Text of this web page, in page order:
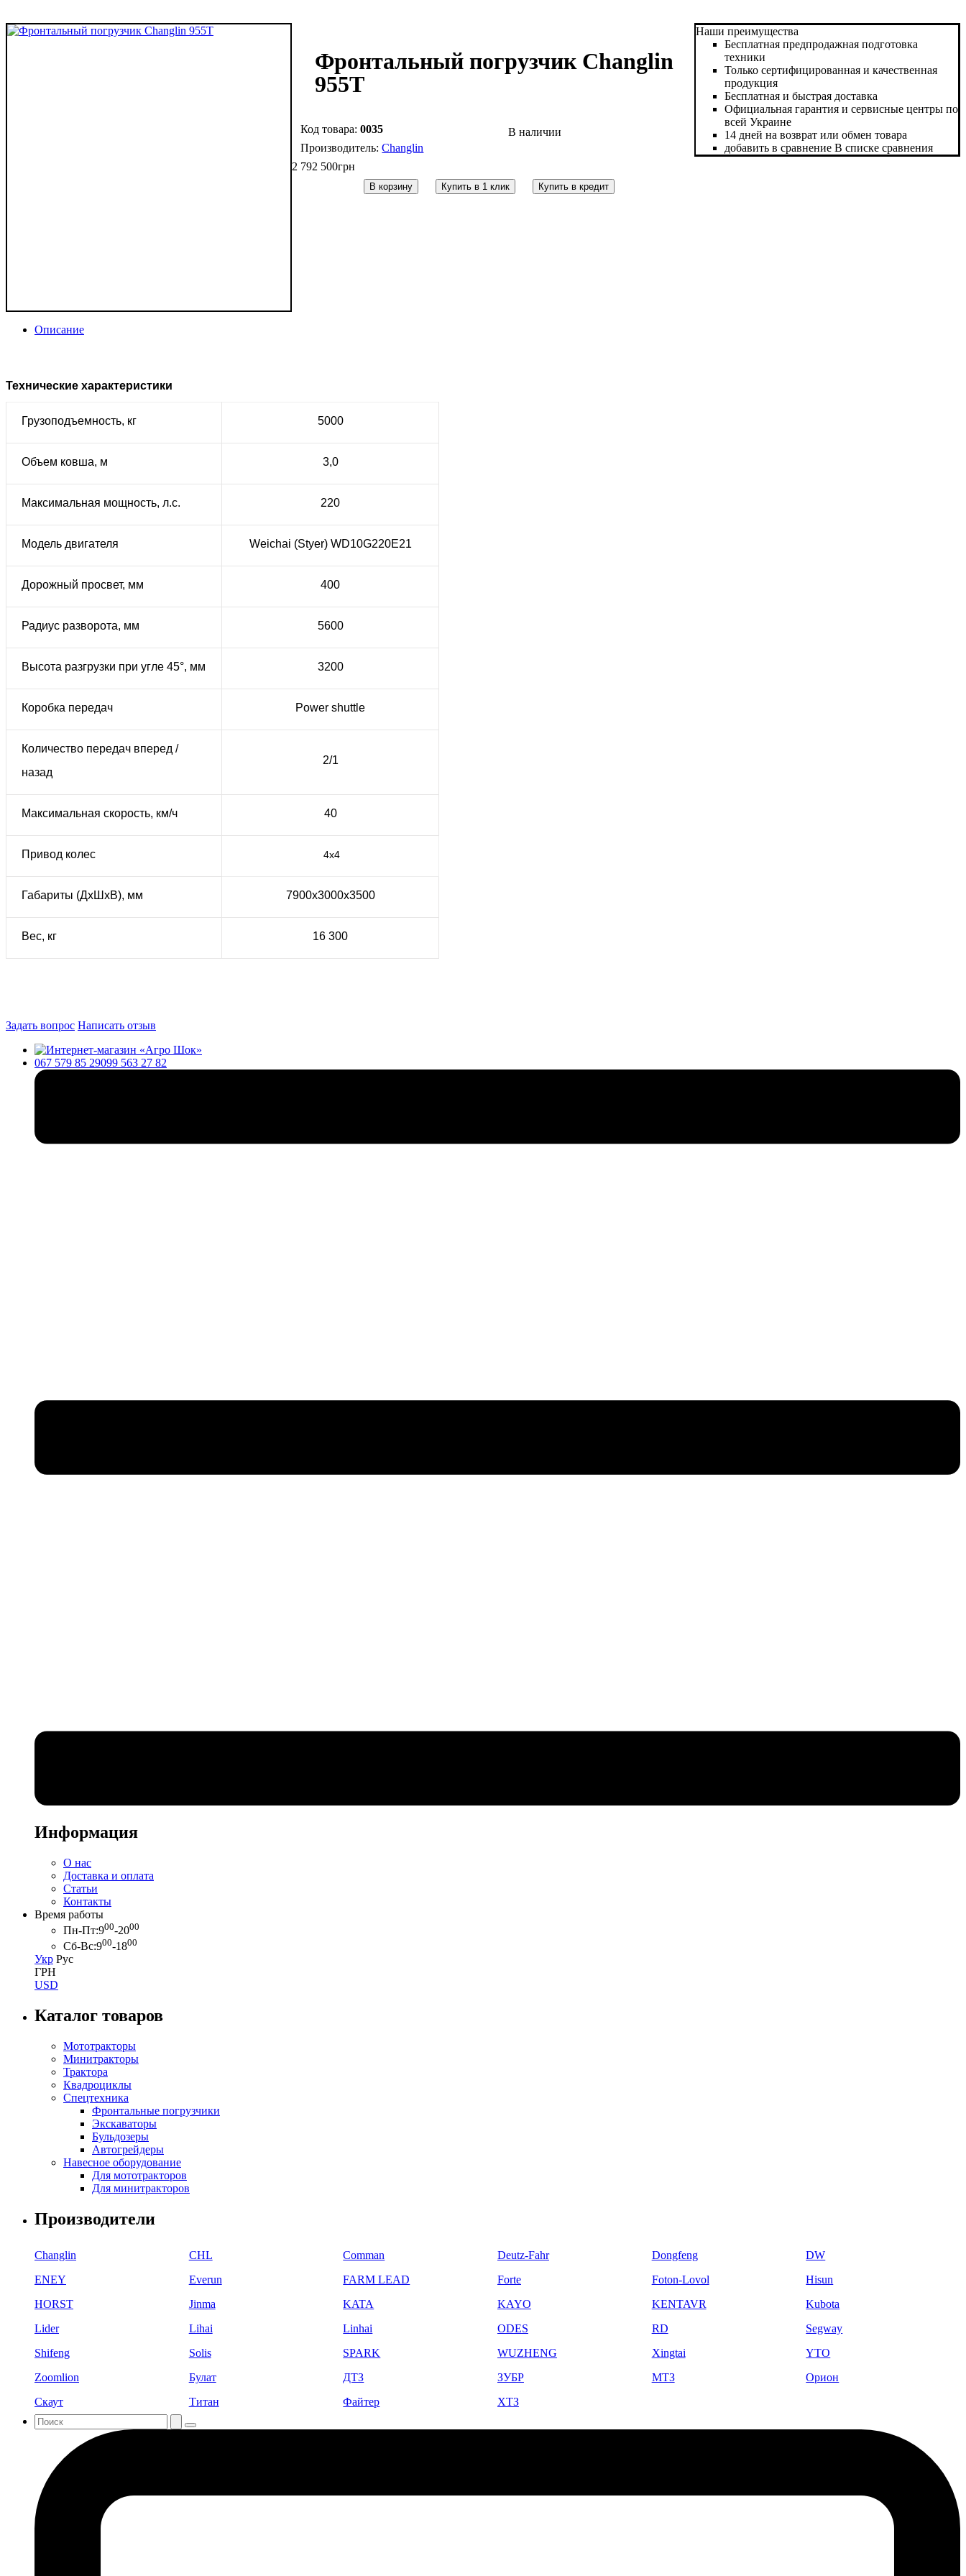
Наши преимущества
Бесплатная предпродажная подготовка
техники
Только сертифицированная и качественная
продукция
Бесплатная и быстрая доставка
Официальная гарантия и сервисные центры по
всей Украине
14 дней на возврат или обмен товара
добавить в сравнение В списке сравнения
Фронтальный погрузчик Changlin
955T
0035
В наличии
Changlin
2 792 500грн
В корзину Купить в 1 клик Купить в кредит
Описание
Технические характеристики
Грузоподъемность, кг 5000
Объем ковша, м 3,0
Максимальная мощность, л.с. 220
Модель двигателя Weichai (Styer) WD10G220E21
Дорожный просвет, мм 400
Радиус разворота, мм 5600
Высота разгрузки при угле 45°, мм 3200
Коробка передач Power shuttle
Количество передач вперед /
назад
2/1
Максимальная скорость, км/ч 40
Привод колес 4х4
Габариты (ДхШхВ), мм 7900х3000х3500
Вес, кг 16 300
Задать вопрос Написать отзыв
067 579 85 29099 563 27 82
Информация
О нас
Доставка и оплата
Статьи
Контакты
Время работы
Пн-Пт:900-2000
Сб-Вс:900-1800
Укр Рус
ГРН
USD
Каталог товаров
Мототракторы
Минитракторы
Трактора
Квадроциклы
Спецтехника
Фронтальные погрузчики
Экскаваторы
Бульдозеры
Автогрейдеры
Навесное оборудование
Для мототракторов
Для минитракторов
Производители
Changlin CHL Comman Deutz-Fahr Dongfeng
DW
ENEY
Everun FARM LEAD Forte Foton-Lovol
Hisun
HORST
Jinma KATA KAYO KENTAVR
Kubota
Lider
Lihai Linhai ODES RD
Segway
Shifeng
Solis SPARK WUZHENG Xingtai
YTO
Zoomlion
Булат ДТЗ ЗУБР МТЗ
Орион
Скаут
Титан Файтер ХТЗ